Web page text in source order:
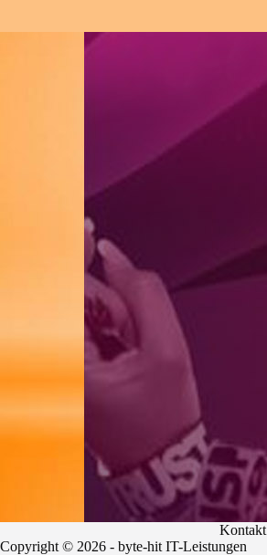
Kontakt
Copyright © 2026 - byte-hit IT-Leistungen